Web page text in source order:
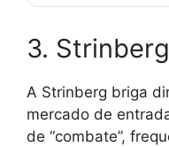
3.
A Strinberg briga
mercado de
de “combate”,